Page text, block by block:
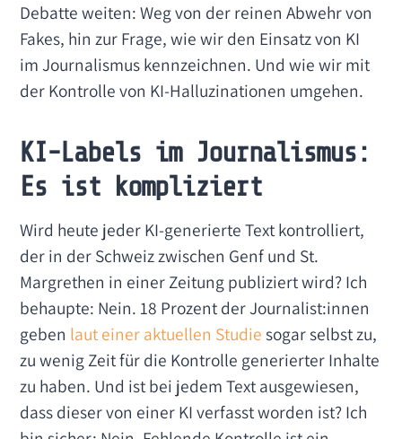
Debatte weiten: Weg von der reinen Abwehr von
Fakes, hin zur Frage, wie wir den Einsatz von KI
im Journalismus kennzeichnen. Und wie wir mit
der Kontrolle von KI-Halluzinationen umgehen.
KI-Labels im Journalismus:
Es ist kompliziert
Wird heute jeder KI-generierte Text kontrolliert,
der in der Schweiz zwischen Genf und St.
Margrethen in einer Zeitung publiziert wird? Ich
behaupte: Nein. 18 Prozent der Journalist:innen
geben laut einer aktuellen Studiesogar selbst zu,
zu wenig Zeit für die Kontrolle generierter Inhalte
zu haben. Und ist bei jedem Text ausgewiesen,
dass dieser von einer KI verfasst worden ist? Ich